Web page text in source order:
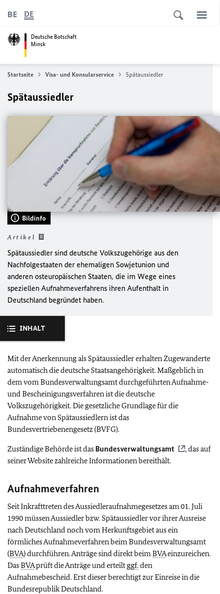
Deutsche Botschaft
Minsk
BE DE
Startseite Visa- und Konsularservice Spätaussiedler
Spätaussiedler
Bildinfo
Artikel
Spätaussiedler sind deutsche Volkszugehörige aus den
Nachfolgestaaten der ehemaligen Sowjetunion und
anderen osteuropäischen Staaten, die im Wege eines
speziellen Aufnahmeverfahrens ihren Aufenthalt in
Deutschland begründet haben.
INHALT
Mit der Anerkennung als Spätaussiedler erhalten Zugewanderte
automatisch die deutsche Staatsangehörigkeit. Maßgeblich in
dem vom Bundesverwaltungsamt durchgeführten Aufnahme-
und Bescheinigungsverfahren ist die deutsche
Volkszugehörigkeit. Die gesetzliche Grundlage für die
Aufnahme von Spätaussiedlern ist das
Bundesvertriebenengesetz (BVFG).
Zuständige Behörde ist das Bundesverwaltungsamt
, das auf
seiner Website zahlreiche Informationen bereithält.
Aufnahmeverfahren
Seit Inkrafttreten des Aussiedleraufnahmegesetzes am 01. Juli
1990 müssen Aussiedler bzw. Spätaussiedler vor ihrer Ausreise
nach Deutschland noch vom Herkunftsgebiet aus ein
förmliches Aufnahmeverfahren beim Bundesverwaltungsamt
(BVA) durchführen. Anträge sind direkt beim BVAeinzureichen.
DasBVAprüft die Anträge und erteiltggf.den
Aufnahmebescheid. Erst dieser berechtigt zur Einreise in die
Bundesrepublik Deutschland.